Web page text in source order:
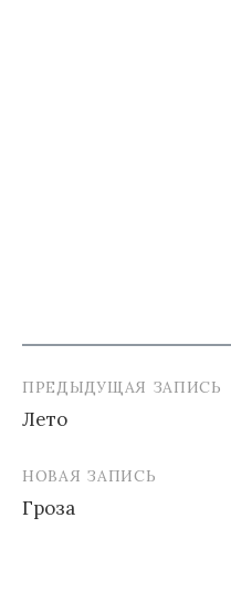
Навигация
по
записям
ПРЕДЫДУЩАЯ ЗАПИСЬ
Лето
НОВАЯ ЗАПИСЬ
Гроза